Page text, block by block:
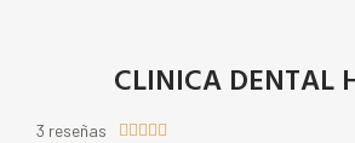
CLINICA DENTAL
3 reseñas     